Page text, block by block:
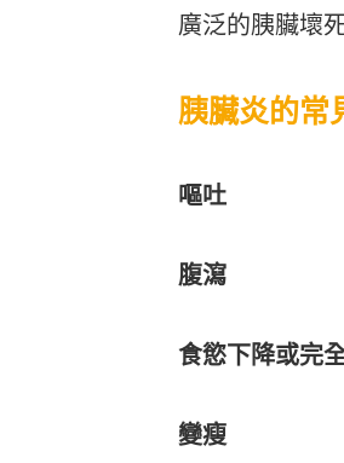
廣泛的胰臟壞
胰臟炎的常
嘔吐
腹瀉
食慾下降或完
變瘦